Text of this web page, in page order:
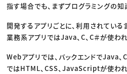
指す場合でも、まずプログラミングの知
開発するアプリごとに、利用されている
業務系アプリではJava、C、C＃が使わ
Webアプリでは、バックエンドでJava、
ではHTML、CSS、JavaScriptが使われ